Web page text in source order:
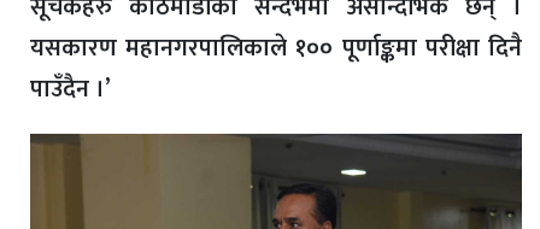
यसकारण महानगरपालिकाले १०० पूर्णाङ्कमा परीक्षा दिनै
पाउँदैन ।’